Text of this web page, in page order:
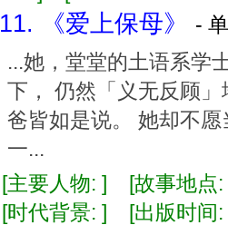
11. 《爱上保母》
-
...她，堂堂的土语系学
下， 仍然「义无反
爸皆如是说。 她却不
一...
[主要人物: ] [故事地
[时代背景: ] [出版时